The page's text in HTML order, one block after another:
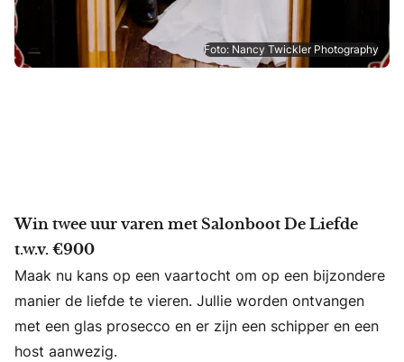
Foto: Nancy Twickler Photography
Win twee uur varen met Salonboot De Liefde
t.w.v. €900
Maak nu kans op een vaartocht om op een bijzondere
manier de liefde te vieren. Jullie worden ontvangen
met een glas prosecco en er zijn een schipper en een
host aanwezig.